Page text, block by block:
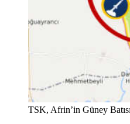
TSK, Afrin’in Güney